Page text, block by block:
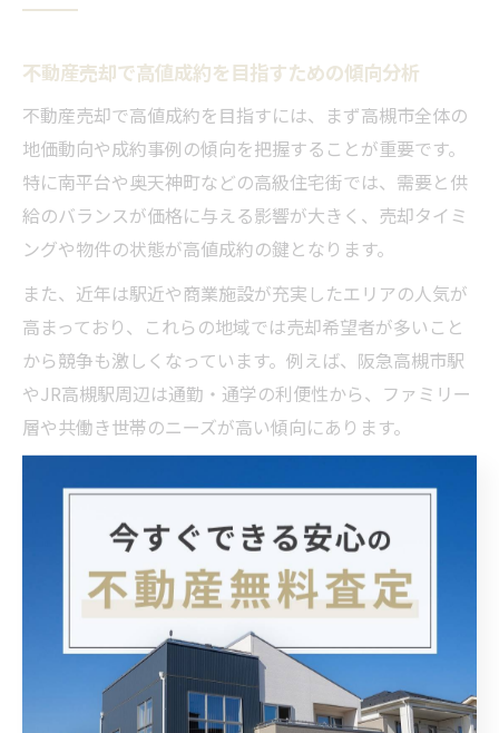
不動産売却で高値成約を目指すための傾向分析
不動産売却で高値成約を目指すには、まず高槻市全体の
地価動向や成約事例の傾向を把握することが重要です。
特に南平台や奥天神町などの高級住宅街では、需要と供
給のバランスが価格に与える影響が大きく、売却タイミ
ングや物件の状態が高値成約の鍵となります。
また、近年は駅近や商業施設が充実したエリアの人気が
高まっており、これらの地域では売却希望者が多いこと
から競争も激しくなっています。例えば、阪急高槻市駅
やJR高槻駅周辺は通勤・通学の利便性から、ファミリー
層や共働き世帯のニーズが高い傾向にあります。
事例や市場価格を参考にすることで、根拠ある価格設定
が可能となります。売却時には不動産会社の査定だけで
なく、土地価格や過去の取引データも積極的に活用しま
しょう。
高槻市で高値売却を狙う際の注目ポイント
高槻市で不動産売却時に高値を狙う際は、エリア特性・